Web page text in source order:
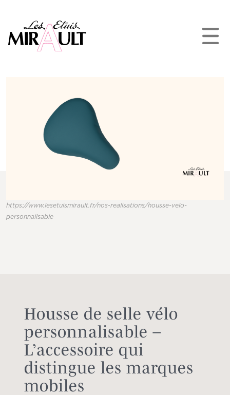
https://www.lesetuismirault.fr/nos-realisations/housse-velo-
personnalisable
Housse de selle vélo
personnalisable –
L’accessoire qui
distingue les marques
mobiles